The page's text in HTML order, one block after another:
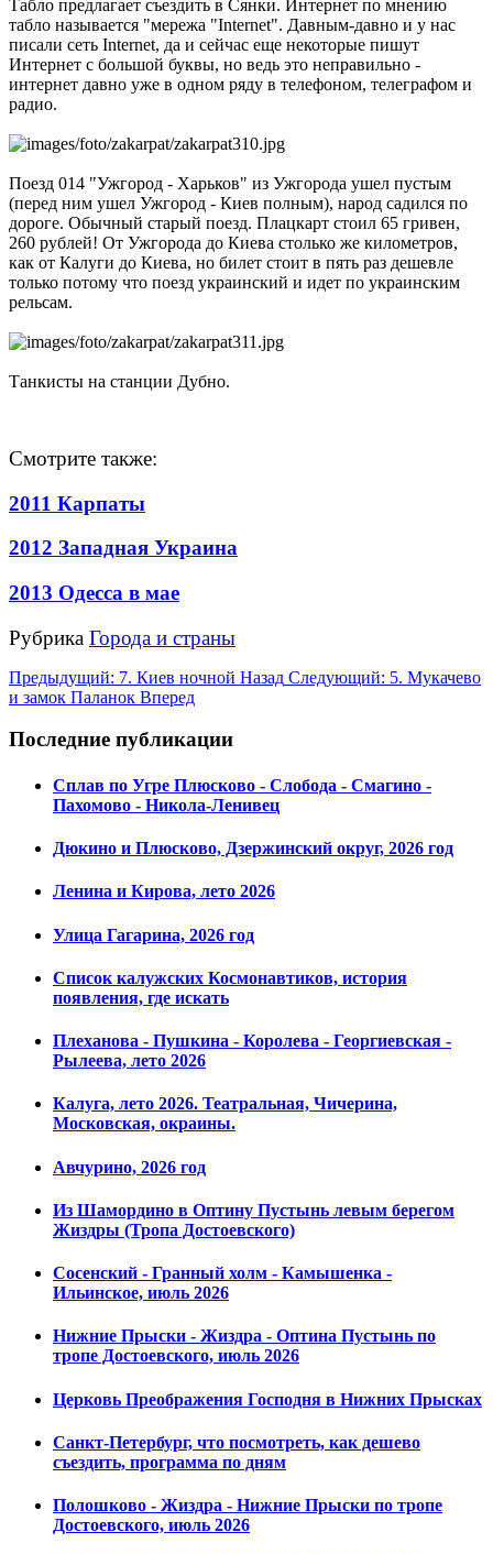
Табло предлагает съездить в Сянки. Интернет по мнению
табло называется "мережа "Internet". Давным-давно и у нас
писали сеть Internet, да и сейчас еще некоторые пишут
Интернет с большой буквы, но ведь это неправильно -
интернет давно уже в одном ряду в телефоном, телеграфом и
радио.
Поезд 014 "Ужгород - Харьков" из Ужгорода ушел пустым
(перед ним ушел Ужгород - Киев полным), народ садился по
дороге. Обычный старый поезд. Плацкарт стоил 65 гривен,
260 рублей! От Ужгорода до Киева столько же километров,
как от Калуги до Киева, но билет стоит в пять раз дешевле
только потому что поезд украинский и идет по украинским
рельсам.
Танкисты на станции Дубно.
Смотрите также:
2011 Карпаты
2012 Западная Украина
2013 Одесса в мае
Рубрика Города и страны
Предыдущий: 7. Киев ночной Назад Следующий: 5. Мукачево
и замок Паланок Вперед
Последние публикации
Сплав по Угре Плюсково - Слобода - Смагино -
Пахомово - Никола-Ленивец
Дюкино и Плюсково, Дзержинский округ, 2026 год
Ленина и Кирова, лето 2026
Улица Гагарина, 2026 год
Список калужских Космонавтиков, история
появления, где искать
Плеханова - Пушкина - Королева - Георгиевская -
Рылеева, лето 2026
Калуга, лето 2026. Театральная, Чичерина,
Московская, окраины.
Авчурино, 2026 год
Из Шамордино в Оптину Пустынь левым берегом
Жиздры (Тропа Достоевского)
Сосенский - Гранный холм - Камышенка -
Ильинское, июль 2026
Нижние Прыски - Жиздра - Оптина Пустынь по
тропе Достоевского, июль 2026
Церковь Преображения Господня в Нижних Прысках
Санкт-Петербург, что посмотреть, как дешево
съездить, программа по дням
Полошково - Жиздра - Нижние Прыски по тропе
Достоевского, июль 2026